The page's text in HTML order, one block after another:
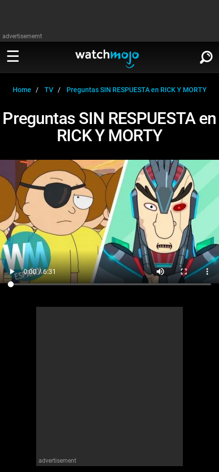
advertisememt
MIRA
Cine
Música
Celebrodades
Videojuegos
Cómics
Anime
Cultura Pop
LEER ∨
Televisión
Música
Celebrodades
Videojuegos
Cómics
Anime
Cultura Pop
Home TV Preguntas SIN RESPUESTA en RICK Y MORTY
Preguntas SIN RESPUESTA en
RICK Y MORTY
advertisement